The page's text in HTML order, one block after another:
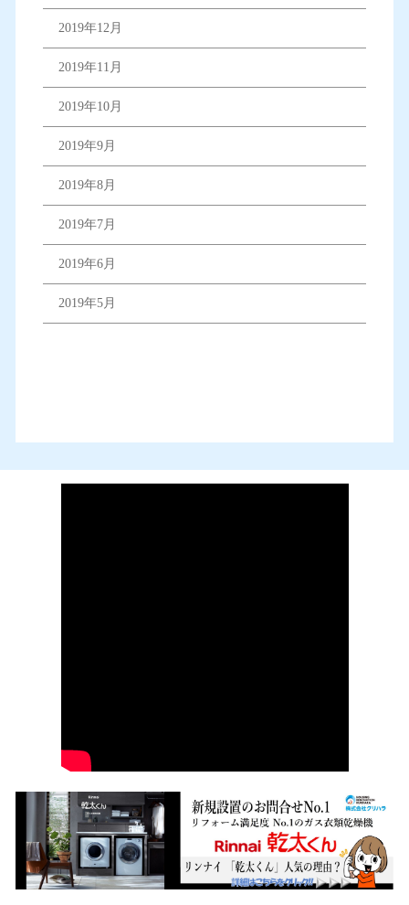
2019年12月
2019年11月
2019年10月
2019年9月
2019年8月
2019年7月
2019年6月
2019年5月